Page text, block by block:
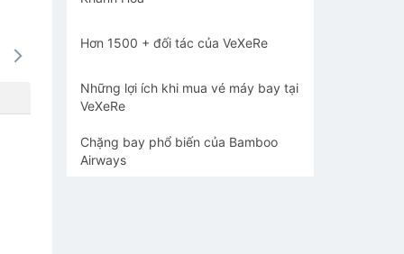
17/08
18/08
Hơn 1500 + đối tác của VeXeRe
Những lợi ích khi mua vé máy bay tại
VeXeRe
Chặng bay phổ biến của Bamboo
Airways